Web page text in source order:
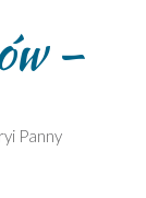
–
Panny